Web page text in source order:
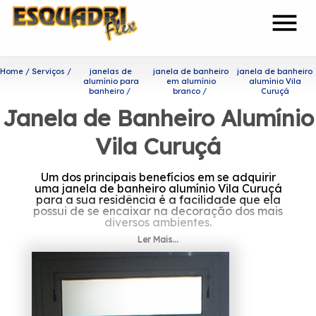
menu
Home Serviços
janelas de
alumínio para
banheiro
janela de banheiro
em alumínio
branco
janela de banheiro
alumínio Vila
Curuçá
Janela de Banheiro Alumínio
Vila Curuçá
Um dos principais benefícios em se adquirir
uma janela de banheiro alumínio Vila Curuçá
para a sua residência é a facilidade que ela
possui de se encaixar na decoração dos mais
diversos ambientes.
Você está procurando por
janela de banheiro alumínio
Vila Curuçá?
A Esquadriflex tem a sua organização
Ler Mais...